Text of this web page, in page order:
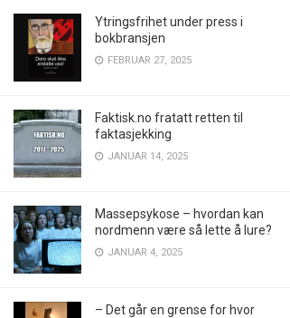
Ytringsfrihet under press i
bokbransjen
FEBRUAR 27, 2025
Faktisk.no fratatt retten til
faktasjekking
JANUAR 14, 2025
Massepsykose – hvordan kan
nordmenn være så lette å lure?
JANUAR 4, 2025
– Det går en grense for hvor